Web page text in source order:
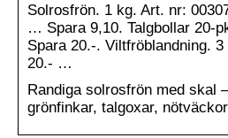
Solrosfrön. 1 kg. Art. nr:
… Spara 9,10. Talgbollar 20-
Spara 20.-. Viltfröblandning.
20.- …
Randiga solrosfrön med skal
grönfinkar, talgoxar,